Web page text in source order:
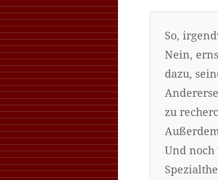
So,
Nein,
dazu,
zu
Und noch